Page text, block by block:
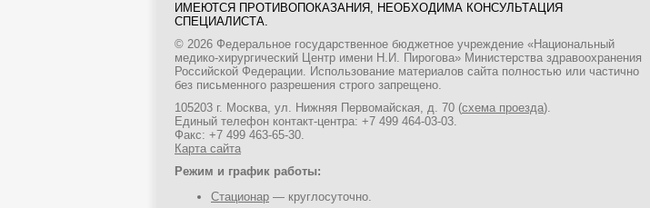
ИМЕЮТСЯ ПРОТИВОПОКАЗАНИЯ, НЕОБХОДИМА КОНСУЛЬТАЦИЯ
СПЕЦИАЛИСТА.
© 2026 Федеральное государственное бюджетное учреждение «Национальный
медико-хирургический Центр имени Н.И. Пирогова» Министерства здравоохранения
Российской Федерации. Использование материалов сайта полностью или частично
без письменного разрешения строго запрещено.
105203 г. Москва, ул. Нижняя Первомайская, д. 70 (схема проезда).
Единый телефон контакт-центра: +7 499 464-03-03.
Факс: +7 499 463-65-30.
Карта сайта
Режим и график работы:
Стационар — круглосуточно.